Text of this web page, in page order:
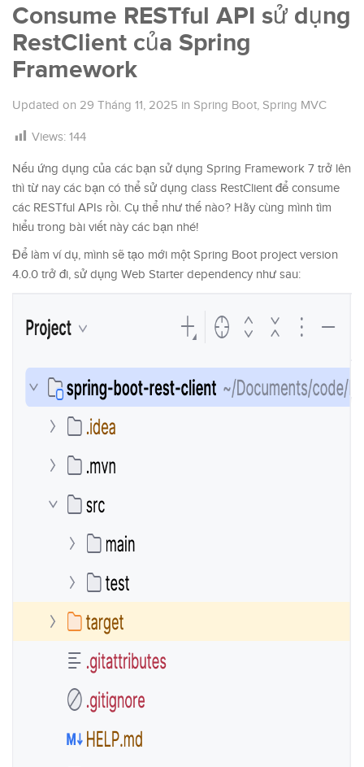
Consume RESTful API sử dụng
RestClient của Spring
Framework
Updated on 29 Tháng 11, 2025 in Spring Boot, Spring MVC
Views: 144
Nếu ứng dụng của các bạn sử dụng Spring Framework 7 trở lên
thì từ nay các bạn có thể sử dụng class RestClient để consume
các RESTful APIs rồi. Cụ thể như thế nào? Hãy cùng mình tìm
hiểu trong bài viết này các bạn nhé!
Để làm ví dụ, mình sẽ tạo mới một Spring Boot project version
4.0.0 trở đi, sử dụng Web Starter dependency như sau: